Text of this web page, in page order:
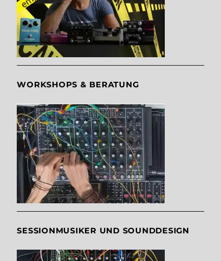
WORKSHOPS & BERATUNG
SESSIONMUSIKER UND SOUNDDESIGN